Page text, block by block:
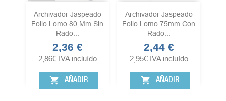
Archivador Jaspeado
Folio Lomo 80 Mm Sin
Rado...
Precio
2,36 €
2,86€ IVA incluído
shopping_cart AÑADIR
Archivador Jaspeado
Folio Lomo 75mm Con
Rado...
Precio
2,44 €
2,95€ IVA incluído
shopping_cart AÑADIR